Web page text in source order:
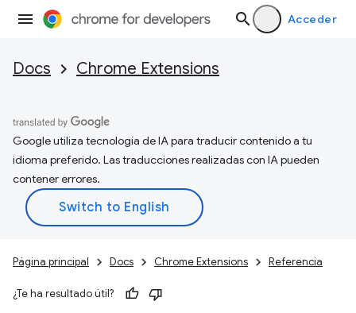
Acceder
Docs Chrome Extensions
Google utiliza tecnología de IA para traducir contenido a tu
idioma preferido. Las traducciones realizadas con IA pueden
contener errores.
Página principal Docs Chrome Extensions Referencia
¿Te ha resultado útil?